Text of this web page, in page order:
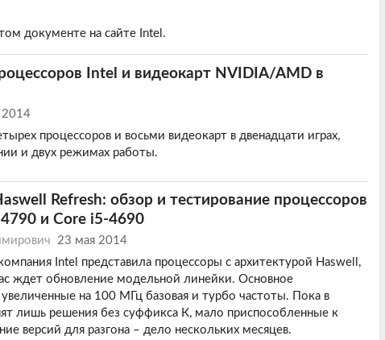
документе на сайте Intel.
Intel и видеокарт NVIDIA/AMD в
процессоров и восьми видеокарт в двенадцати играх,
и двух режимах работы.
Refresh: обзор и тестирование процессоров
и Core i5-4690
23 мая 2014
Intel представила процессоры с архитектурой Haswell,
ждет обновление модельной линейки. Основное
на 100 МГц базовая и турбо частоты. Пока в
лишь решения без суффикса К, мало приспособленные к
версий для разгона – дело нескольких месяцев.